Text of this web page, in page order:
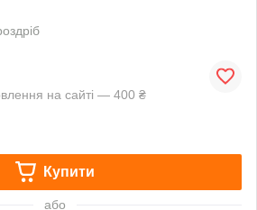
на сайті — 400 ₴
Купити
або